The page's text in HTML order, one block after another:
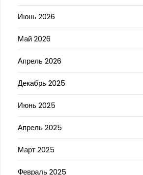
Июнь 2026
Май 2026
Апрель 2026
Декабрь 2025
Июнь 2025
Апрель 2025
Март 2025
Февраль 2025